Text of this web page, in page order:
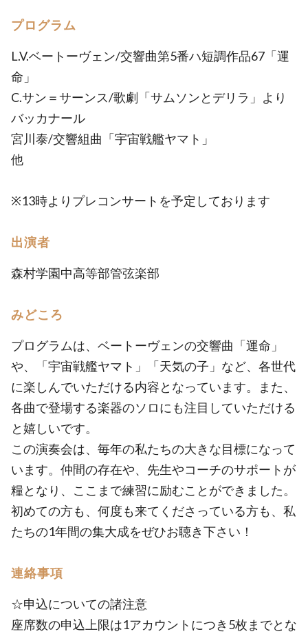
プログラム
L.V.ベートーヴェン/交響曲第5番ハ短調作品67「運
命」
C.サン＝サーンス/歌劇「サムソンとデリラ」より
バッカナール
宮川泰/交響組曲「宇宙戦艦ヤマト」
他
※13時よりプレコンサートを予定しております
出演者
森村学園中高等部管弦楽部
みどころ
プログラムは、ベートーヴェンの交響曲「運命」
や、「宇宙戦艦ヤマト」「天気の子」など、各世代
に楽しんでいただける内容となっています。また、
各曲で登場する楽器のソロにも注目していただける
と嬉しいです。
この演奏会は、毎年の私たちの大きな目標になって
います。仲間の存在や、先生やコーチのサポートが
糧となり、ここまで練習に励むことができました。
初めての方も、何度も来てくださっている方も、私
たちの1年間の集大成をぜひお聴き下さい！
連絡事項
☆申込についての諸注意
座席数の申込上限は1アカウントにつき5枚までとな